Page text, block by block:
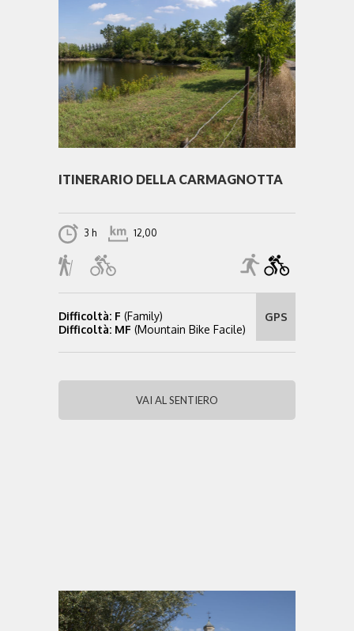
ITINERARIO DELLA CARMAGNOTTA
3 h 12,00
Difficoltà: F (Family)
Difficoltà: MF (Mountain Bike Facile)
GPS
VAI AL SENTIERO